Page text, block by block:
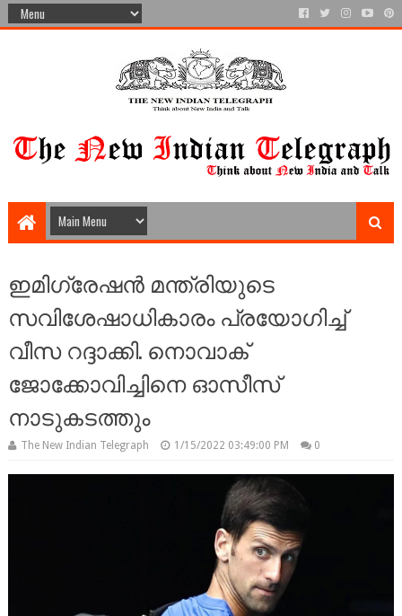
ഇമിഗ്രേഷൻ മന്ത്രിയുടെ
സവിശേഷാധികാരം പ്രയോഗിച്ച്
വീസ റദ്ദാക്കി. നൊവാക്
ജോക്കോവിച്ചിനെ ഓസീസ്
നാടുകടത്തും
The New Indian Telegraph 1/15/2022 03:49:00 PM 0